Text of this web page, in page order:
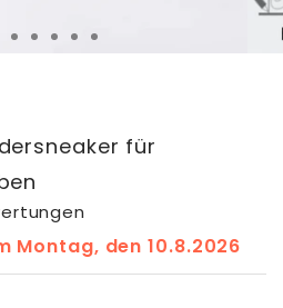
für
Montag, den 10.8.2026